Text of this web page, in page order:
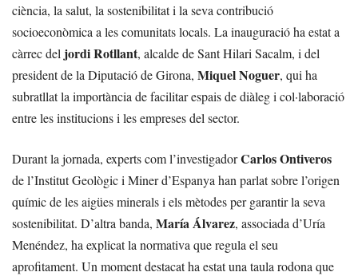
ciència, la salut, la sostenibilitat i la seva contribució
socioeconòmica a les comunitats locals. La inauguració ha estat a
càrrec del jordi Rotllant, alcalde de Sant Hilari Sacalm, i del
president de la Diputació de Girona, Miquel Noguer, qui ha
subratllat la importància de facilitar espais de diàleg i col·laboració
entre les institucions i les empreses del sector.
Durant la jornada, experts com l’investigadorCarlos Ontiveros
de l’Institut Geològic i Miner d’Espanya han parlat sobre l’origen
químic de les aigües minerals i els mètodes per garantir la seva
sostenibilitat. D’altra banda, María Álvarez, associada d’Uría
Menéndez, ha explicat la normativa que regula el seu
aprofitament. Un moment destacat ha estat una taula rodona que